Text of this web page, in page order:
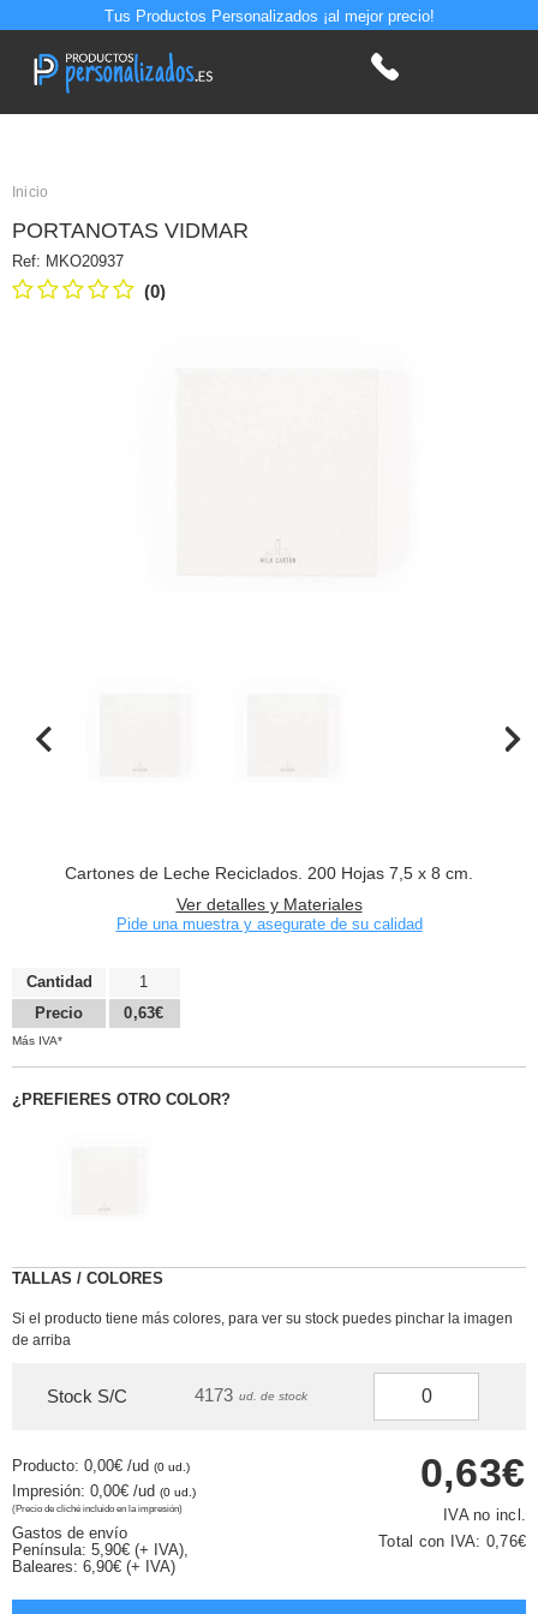
Tus Productos Personalizados ¡al mejor precio!
Inicio
PORTANOTAS VIDMAR
Ref: MKO20937
(0)
Cartones de Leche Reciclados. 200 Hojas 7,5 x 8 cm.
Ver detalles y Materiales
Pide una muestra y asegurate de su calidad
Cantidad
Precio
1
0,63€
Más IVA*
¿PREFIERES OTRO COLOR?
TALLAS / COLORES
Si el producto tiene más colores, para ver su stock puedes pinchar la imagen
de arriba
Stock S/C 4173 ud. de stock
Producto: 0,00€ /ud (0 ud.)
Impresión: 0,00€ /ud (0 ud.)
(Precio de cliché incluido en la impresión)
Gastos de envío
Península: 5,90€ (+ IVA),
Baleares: 6,90€ (+ IVA)
0,63€
IVA no incl.
Total con IVA: 0,76€